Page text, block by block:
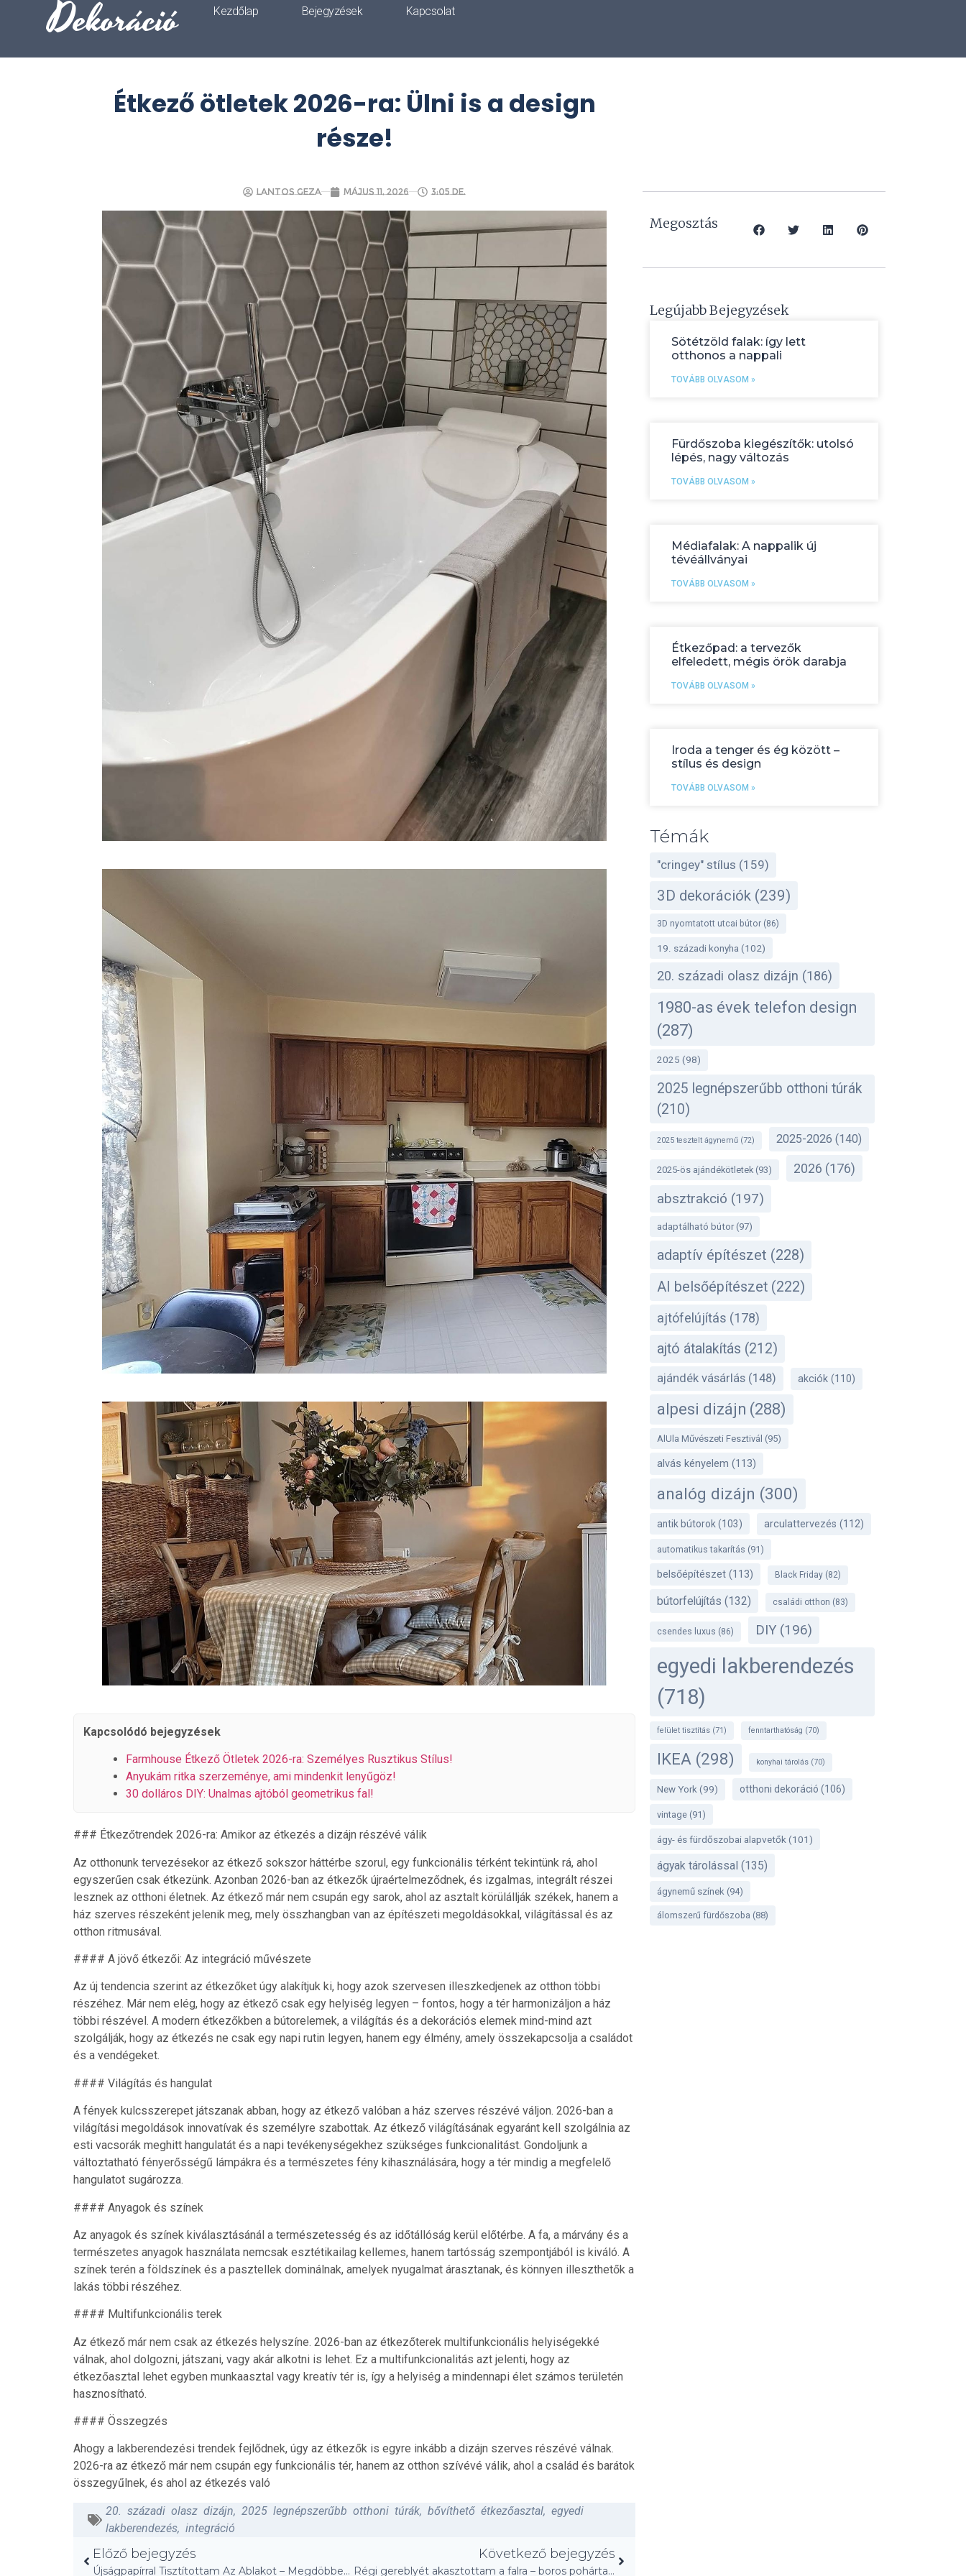
Dekoráció Kezdőlap Bejegyzések Kapcsolat
Étkező ötletek 2026-ra: Ülni is a design
része!
Lantos Geza május 11, 2026 3:05 de.
Kapcsolódó bejegyzések
Farmhouse Étkező Ötletek 2026-ra: Személyes Rusztikus Stílus!
Anyukám ritka szerzeménye, ami mindenkit lenyűgöz!
30 dolláros DIY: Unalmas ajtóból geometrikus fal!
### Étkezőtrendek 2026-ra: Amikor az étkezés a dizájn részévé válik
Az otthonunk tervezésekor az étkező sokszor háttérbe szorul, egy funkcionális térként tekintünk rá, ahol
egyszerűen csak étkezünk. Azonban 2026-ban az étkezők újraértelmeződnek, és izgalmas, integrált részei
lesznek az otthoni életnek. Az étkező már nem csupán egy sarok, ahol az asztalt körülállják székek, hanem a
ház szerves részeként jelenik meg, mely összhangban van az építészeti megoldásokkal, világítással és az
otthon ritmusával.
#### A jövő étkezői: Az integráció művészete
Az új tendencia szerint az étkezőket úgy alakítjuk ki, hogy azok szervesen illeszkedjenek az otthon többi
részéhez. Már nem elég, hogy az étkező csak egy helyiség legyen – fontos, hogy a tér harmonizáljon a ház
többi részével. A modern étkezőkben a bútorelemek, a világítás és a dekorációs elemek mind-mind azt
szolgálják, hogy az étkezés ne csak egy napi rutin legyen, hanem egy élmény, amely összekapcsolja a családot
és a vendégeket.
#### Világítás és hangulat
A fények kulcsszerepet játszanak abban, hogy az étkező valóban a ház szerves részévé váljon. 2026-ban a
világítási megoldások innovatívak és személyre szabottak. Az étkező világításának egyaránt kell szolgálnia az
esti vacsorák meghitt hangulatát és a napi tevékenységekhez szükséges funkcionalitást. Gondoljunk a
változtatható fényerősségű lámpákra és a természetes fény kihasználására, hogy a tér mindig a megfelelő
hangulatot sugározza.
#### Anyagok és színek
Az anyagok és színek kiválasztásánál a természetesség és az időtállóság kerül előtérbe. A fa, a márvány és a
természetes anyagok használata nemcsak esztétikailag kellemes, hanem tartósság szempontjából is kiváló. A
színek terén a földszínek és a pasztellek dominálnak, amelyek nyugalmat árasztanak, és könnyen illeszthetők a
lakás többi részéhez.
#### Multifunkcionális terek
Az étkező már nem csak az étkezés helyszíne. 2026-ban az étkezőterek multifunkcionális helyiségekké
válnak, ahol dolgozni, játszani, vagy akár alkotni is lehet. Ez a multifunkcionalitás azt jelenti, hogy az
étkezőasztal lehet egyben munkaasztal vagy kreatív tér is, így a helyiség a mindennapi élet számos területén
hasznosítható.
#### Összegzés
Ahogy a lakberendezési trendek fejlődnek, úgy az étkezők is egyre inkább a dizájn szerves részévé válnak.
2026-ra az étkező már nem csupán egy funkcionális tér, hanem az otthon szívévé válik, ahol a család és barátok
összegyűlnek, és ahol az étkezés való
20. századi olasz dizájn, 2025 legnépszerűbb otthoni túrák, bővíthető étkezőasztal, egyedi
lakberendezés, integráció
Előző bejegyzés
Újságpapírral Tisztítottam Az Ablakot – Megdöbbentő Eredmény!
Következő bejegyzés
Régi gereblyét akasztottam a falra – boros pohártartó lett!
Megosztás
Legújabb Bejegyzések
Sötétzöld falak: így lett
otthonos a nappali
TOVÁBB OLVASOM »
Fürdőszoba kiegészítők: utolsó
lépés, nagy változás
TOVÁBB OLVASOM »
Médiafalak: A nappalik új
tévéállványai
TOVÁBB OLVASOM »
Étkezőpad: a tervezők
elfeledett, mégis örök darabja
TOVÁBB OLVASOM »
Iroda a tenger és ég között –
stílus és design
TOVÁBB OLVASOM »
Témák
"cringey" stílus (159)
3D dekorációk(239)
3D nyomtatott utcai bútor(86)
19. századi konyha (102)
20. századi olasz dizájn (186)
1980-as évek telefon design
(287)
2025 (98)
2025 legnépszerűbb otthoni túrák
(210)
2025 tesztelt ágynemű(72) 2025-2026 (140)
2025-ös ajándékötletek(93) 2026 (176)
absztrakció (197)
adaptálható bútor(97)
adaptív építészet (228)
AI belsőépítészet(222)
ajtófelújítás (178)
ajtó átalakítás (212)
ajándék vásárlás(148) akciók(110)
alpesi dizájn (288)
AlUla Művészeti Fesztivál (95)
alvás kényelem (113)
analóg dizájn (300)
antik bútorok (103) arculattervezés (112)
automatikus takarítás (91)
belsőépítészet(113) Black Friday(82)
bútorfelújítás (132) családi otthon (83)
csendes luxus (86) DIY(196)
egyedi lakberendezés
(718)
felület tisztítás(71) fenntarthatóság (70)
IKEA (298) konyhai tárolás(70)
New York(99) otthoni dekoráció (106)
vintage(91)
ágy- és fürdőszobai alapvetők (101)
ágyak tárolással (135)
ágynemű színek(94)
álomszerű fürdőszoba (88)